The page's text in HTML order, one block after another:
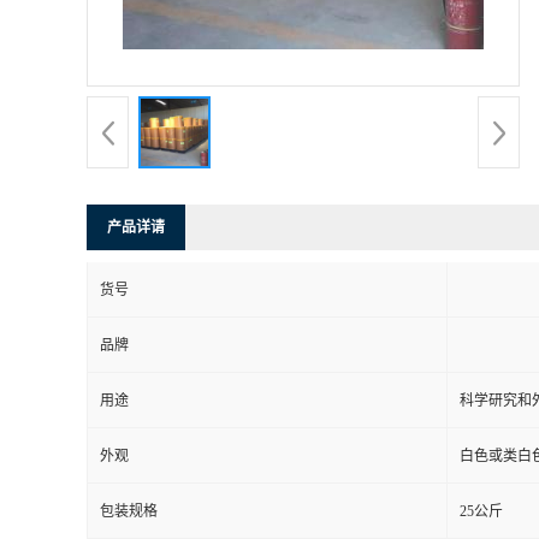
产品详请
货号
品牌
用途 科学研究和
外观 白色或类白
包装规格 25公斤